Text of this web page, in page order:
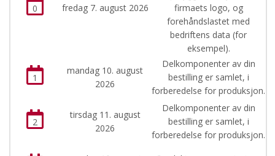
0 fredag 7. august 2026
firmaets logo, og
forehåndslastet med
bedriftens data (for
eksempel).
1
mandag 10. august
2026
Delkomponenter av din
bestilling er samlet, i
forberedelse for produksjon.
2
tirsdag 11. august
2026
Delkomponenter av din
bestilling er samlet, i
forberedelse for produksjon.